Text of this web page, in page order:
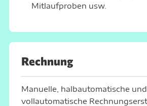
Mitlaufproben usw.
Rechnung
Manuelle, halbautomatische und
vollautomatische